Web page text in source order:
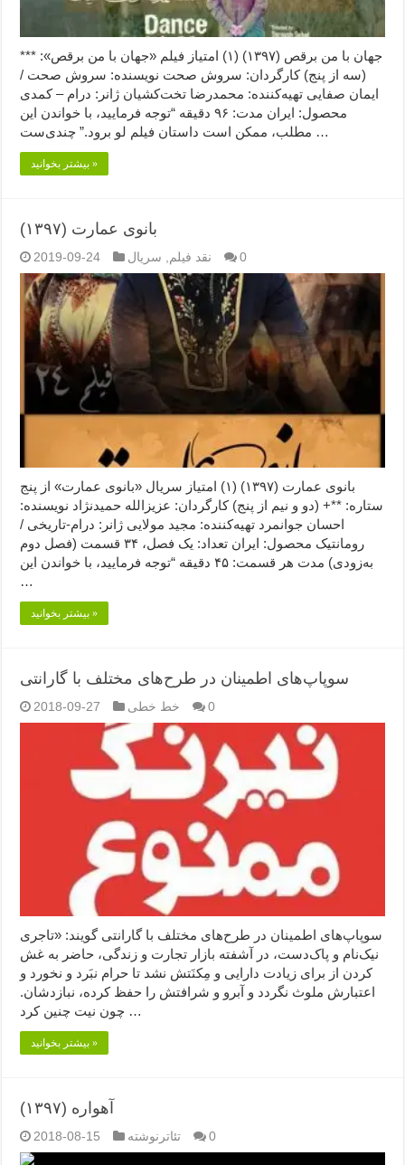
جهان با من برقص (۱۳۹۷) (۱) امتیاز فیلم «جهان با من برقص»: ***
(سه از پنج) کارگردان: سروش صحت نویسنده: سروش صحت /
ایمان صفایی تهیه‌کننده: محمدرضا تخت‌کشیان ژانر: درام – کمدی
محصول: ایران مدت: ۹۶ دقیقه “توجه فرمایید،‌ با خواندن این
مطلب، ممکن است داستان فیلم لو برود.” چندی‌ست …
بیشتر بخوانید »
بانوی عمارت (۱۳۹۷)
2019-09-24 نقد فیلم سریال 0
بانوی عمارت (۱۳۹۷) (۱) امتیاز سریال «بانوی عمارت» از پنج
ستاره: **+ (دو و نیم از پنج) کارگردان: عزیزالله حمیدنژاد نویسنده:
احسان جوانمرد تهیه‌کننده: مجید مولایی ژانر: درام-تاریخی /
رومانتیک محصول: ایران تعداد: یک فصل، ۳۴ قسمت (فصل دوم
به‌زودی) مدت هر قسمت: ۴۵ دقیقه “توجه فرمایید،‌ با خواندن این
…
بیشتر بخوانید »
سوپاپ‌های اطمینان در طرح‌های مختلف با گارانتی
2018-09-27 خط خطی 0
سوپاپ‌های اطمینان در طرح‌های مختلف با گارانتی گویند: «تاجری
نیک‌نام و پاک‌دست، در آشفته بازار تجارت و زندگی، حاضر به غش
کردن از برای زیادت دارایی و مِکنَتش نشد تا حرام نبَرد و نخورد و
اعتبارش ملوث نگردد و آبرو و شرافتش را حفظ کرده، نبازدشان.
چون نیت چنین کرد …
بیشتر بخوانید »
آهواره (۱۳۹۷)
2018-08-15 تئاترنوشته 0